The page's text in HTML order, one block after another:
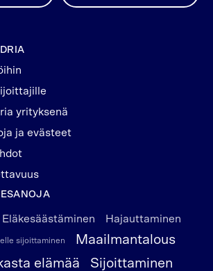
yrityksenä
ja evästeet
Eläkesäästäminen Hajauttaminen
sijoittaminen
Maailmantalous
elämää Sijoittaminen